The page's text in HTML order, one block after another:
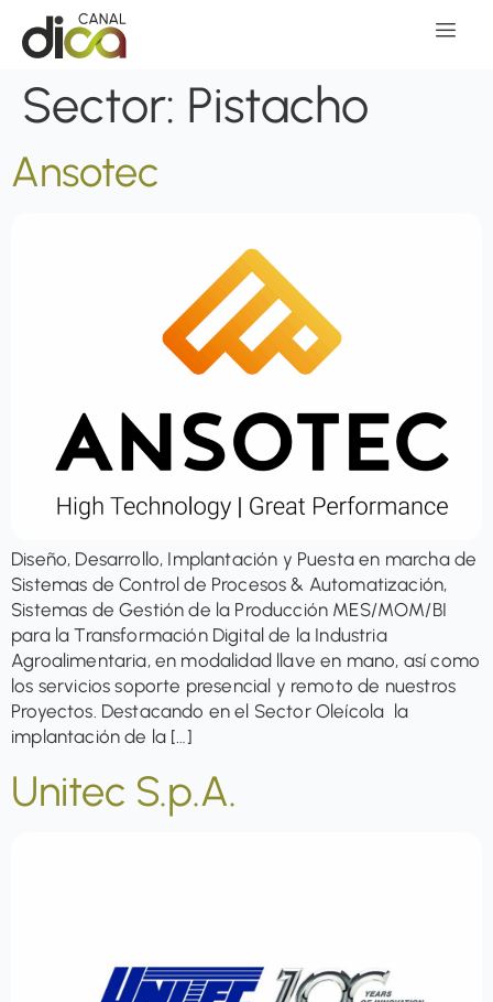
Sector: Pistacho
Ansotec
Diseño, Desarrollo, Implantación y Puesta en marcha de
Sistemas de Control de Procesos & Automatización,
Sistemas de Gestión de la Producción MES/MOM/BI
para la Transformación Digital de la Industria
Agroalimentaria, en modalidad llave en mano, así como
los servicios soporte presencial y remoto de nuestros
Proyectos. Destacando en el Sector Oleícola la
implantación de la […]
Unitec S.p.A.